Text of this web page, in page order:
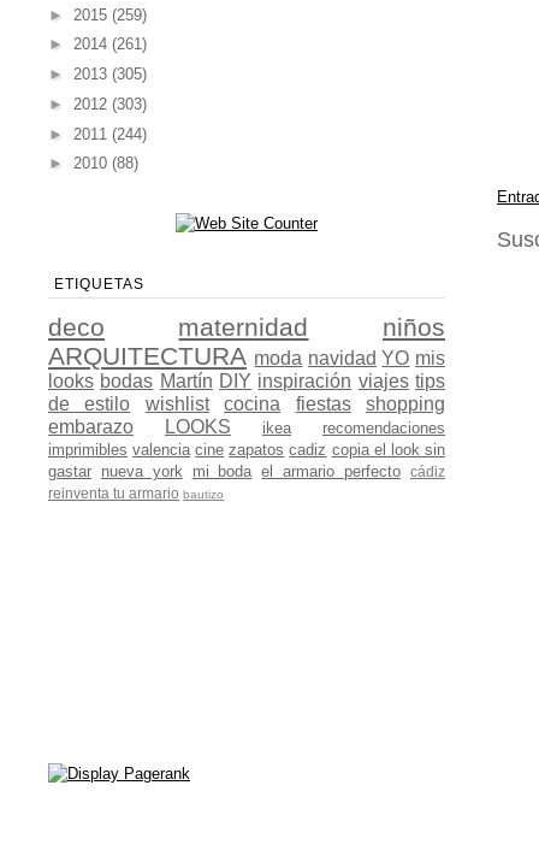
► 2015 (259)
► 2014 (261)
► 2013 (305)
► 2012 (303)
► 2011 (244)
► 2010 (88)
ETIQUETAS
deco maternidad
niños
ARQUITECTURA moda navidad YO mis
looks bodas Martín DIY inspiración viajes tips
de estilo
wishlist cocina fiestas
shopping
embarazo
LOOKS ikea
recomendaciones
imprimibles valencia cine zapatos cadiz copia el look sin
gastar nueva york mi boda el armario perfecto
cádiz
reinventa tu armario bautizo